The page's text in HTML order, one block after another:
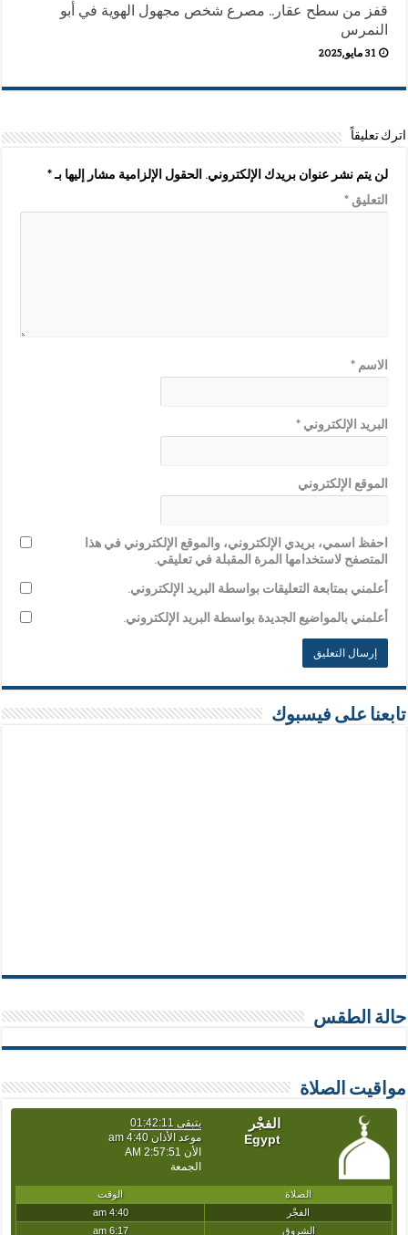
قفز من سطح عقار.. مصرع شخص مجهول الهوية في أبو
النمرس
31 مايو,2025
اترك تعليقاً
لن يتم نشر عنوان بريدك الإلكتروني. الحقول الإلزامية مشار إليها بـ*
التعليق*
الاسم*
البريد الإلكتروني*
الموقع الإلكتروني
احفظ اسمي، بريدي الإلكتروني، والموقع الإلكتروني في هذا
المتصفح لاستخدامها المرة المقبلة في تعليقي.
أعلمني بمتابعة التعليقات بواسطة البريد الإلكتروني.
أعلمني بالمواضيع الجديدة بواسطة البريد الإلكتروني.
تابعنا على فيسبوك
حالة الطقس
مواقيت الصلاة